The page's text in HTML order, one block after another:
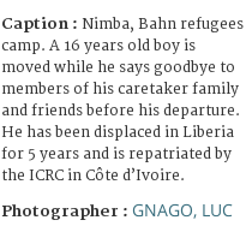
Caption : Nimba, Bahn refugees
camp. A 16 years old boy is
moved while he says goodbye to
members of his caretaker family
and friends before his departure.
He has been displaced in Liberia
for 5 years and is repatriated by
the ICRC in Côte d’Ivoire.
Photographer : GNAGO, LUC